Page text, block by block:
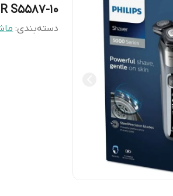
S5587-10
دسته‌بندی: